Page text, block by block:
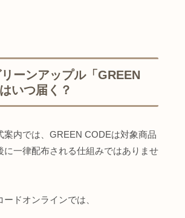
ーンアップル「GREEN
いつ届く？
案内では、GREEN CODEは対象商品
に一律配布される仕組みではありませ
ドオンラインでは、